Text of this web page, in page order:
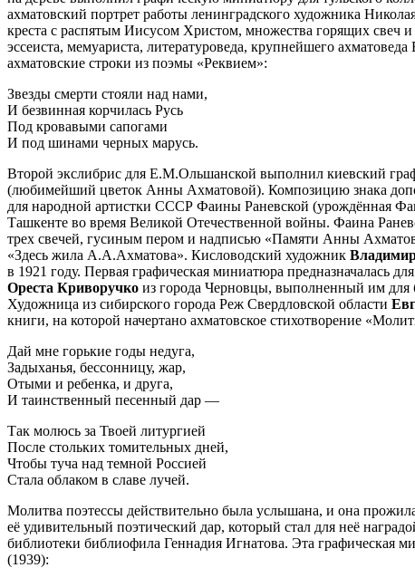
ахматовский портрет работы ленинградского художника
креста с распятым Иисусом Христом, множества горящих свеч
эссеиста, мемуариста, литературоведа, крупнейшего
ахматовские строки из поэмы «Реквием»:
Звезды смерти стояли над нами,
И безвинная корчилась Русь
Под кровавыми сапогами
И под шинами черных марусь.
Второй экслибрис для Е.М.Ольшанской выполнил киевский
(любимейший цветок Анны Ахматовой). Композицию знака
для народной артистки СССР Фаины Раневской (урождённая
Ташкенте во время Великой Отечественной войны. Фаина
трех свечей, гусиным пером и надписью «Памяти Анны
«Здесь жила А.А.Ахматова». Кисловодский художник
в 1921 году. Первая графическая миниатюра предназначалась
Ореста Криворучко из города Черновцы, выполненный им
Художница из сибирского города Реж Свердловской области
книги, на которой начертано ахматовское стихотворение
Дай мне горькие годы недуга,
Задыханья, бессонницу, жар,
Отыми и ребенка, и друга,
И таинственный песенный дар —
Так молюсь за Твоей литургией
После стольких томительных дней,
Чтобы туча над темной Россией
Стала облаком в славе лучей.
Молитва поэтессы действительно была услышана, и она
её удивительный поэтический дар, который стал для неё
библиотеки библиофила Геннадия Игнатова. Эта графическая
(1939):